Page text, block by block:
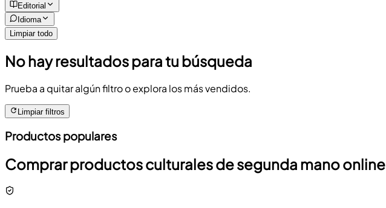
Editorial
Idioma
Limpiar todo
No hay resultados para tu búsqueda
Prueba a quitar algún filtro o explora los más vendidos.
Limpiar filtros
Productos populares
Comprar productos culturales de segunda mano online